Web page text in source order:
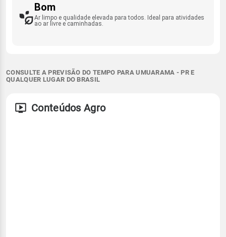
Bom
Ar limpo e qualidade elevada para todos. Ideal para atividades
ao ar livre e caminhadas.
CONSULTE A PREVISÃO DO TEMPO PARA UMUARAMA - PR E
QUALQUER LUGAR DO BRASIL
Conteúdos Agro